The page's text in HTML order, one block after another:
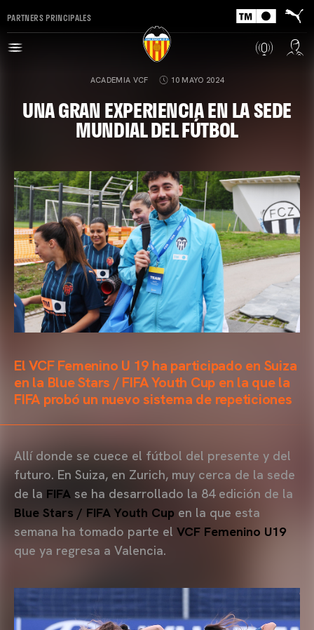
PARTNERS PRINCIPALES
ACADEMIA VCF 10 MAYO 2024
UNA GRAN EXPERIENCIA EN LA SEDE
MUNDIAL DEL FÚTBOL
El VCF Femenino U 19 ha participado en Suiza
en la Blue Stars / FIFA Youth Cup en la que la
FIFA probó un nuevo sistema de repeticiones
Allí donde se cuece el fútbol del presente y del
futuro. En Suiza, en Zurich, muy cerca de la sede
de la FIFA se ha desarrollado la 84 edición de la
Blue Stars / FIFA Youth Cup en la que esta
semana ha tomado parte el VCF Femenino U19
que ya regresa a Valencia.